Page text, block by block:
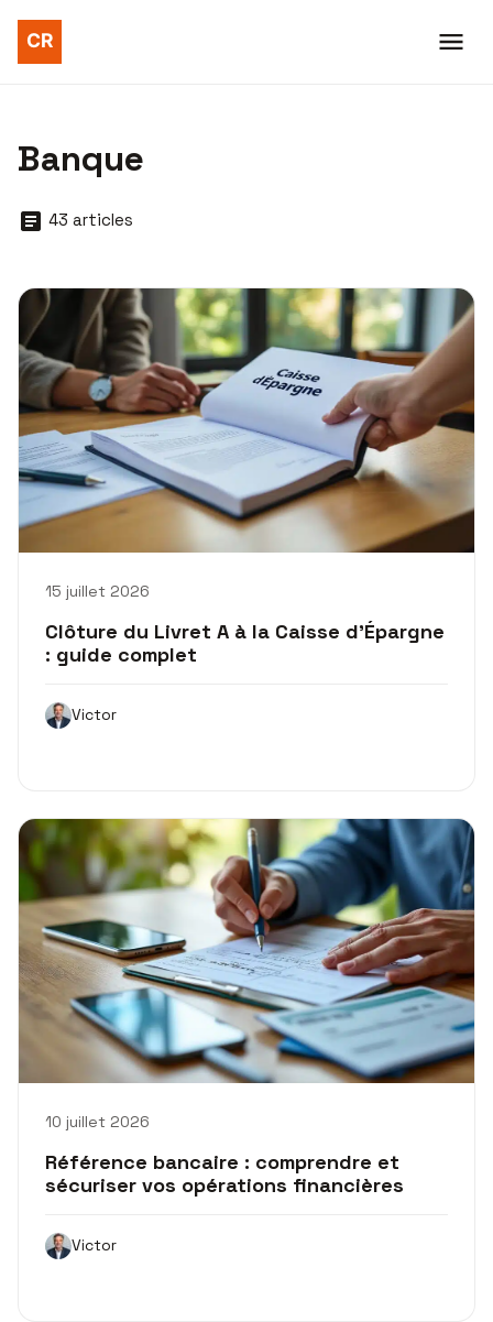
Banque
43 articles
15 juillet 2026
Clôture du Livret A à la Caisse d’Épargne
: guide complet
Victor
10 juillet 2026
Référence bancaire : comprendre et
sécuriser vos opérations financières
Victor